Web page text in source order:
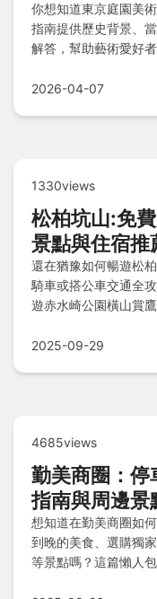
你想知道東京庭園美
指南提供歷史背景、
解答，幫助藝術愛好
2026-04-07
1330views
松柏坑山:免
景點與住宿推
還在猶豫如何暢遊松
騎車或搭公車交通全
遊赤水崎公園橫山賞
意事項與常見問題一
2025-09-29
4685views
勤美商圈：停
指南與周邊景
想知道在勤美商圈如
到晚的美食、選購獨
等景點嗎？這篇懶人